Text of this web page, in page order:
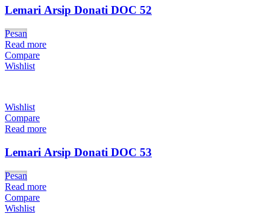
Lemari Arsip Donati DOC 52
Pesan
Read more
Compare
Wishlist
Wishlist
Compare
Read more
Lemari Arsip Donati DOC 53
Pesan
Read more
Compare
Wishlist